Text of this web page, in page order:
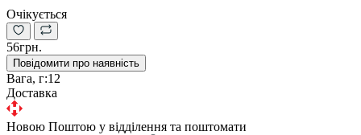
Очікується
56грн.
Повідомити про наявність
Вага, г:12
Доставка
Новою Поштою у відділення та поштомати